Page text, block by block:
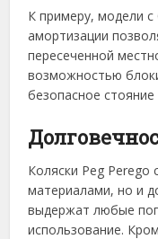
К примеру, модели
амортизации
пересеченной
возможностью
безопасное
Коляски Peg Perego
материалами, но и
выдержат любые
использование.